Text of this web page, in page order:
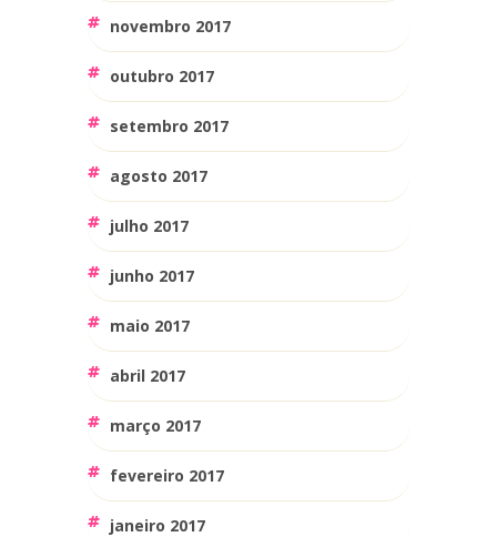
novembro 2017
outubro 2017
setembro 2017
agosto 2017
julho 2017
junho 2017
maio 2017
abril 2017
março 2017
fevereiro 2017
janeiro 2017